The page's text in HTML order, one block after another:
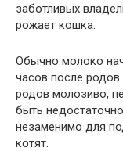
заботливых
рожает кошка.
Обычно молоко
часов после
родов молозиво,
быть
незаменимо для
котят.